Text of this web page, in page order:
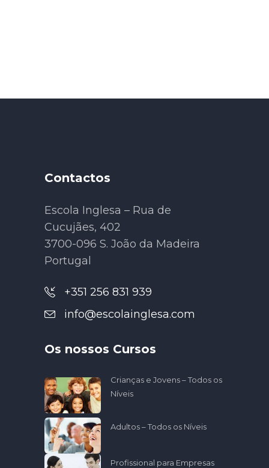
Contactos
Escola Inglesa – Rua de
Cucujães, 402
3700-096 S. João da Madeira
Portugal
+351 256 831 939
info@escolainglesa.com
Os nossos Cursos
Crianças e Jovens – Todos os
Níveis
Adultos – Todos os Níveis
Profissional para Empresas